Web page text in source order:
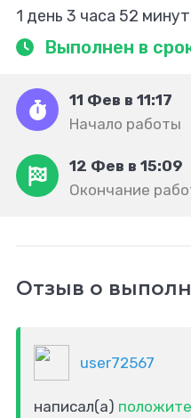
1 день 3 часа 52
Выполнен в
11 Фев в 11:17
Начало работы
12 Фев в 15:09
Окончание
Отзыв о
user72567
написал(а)